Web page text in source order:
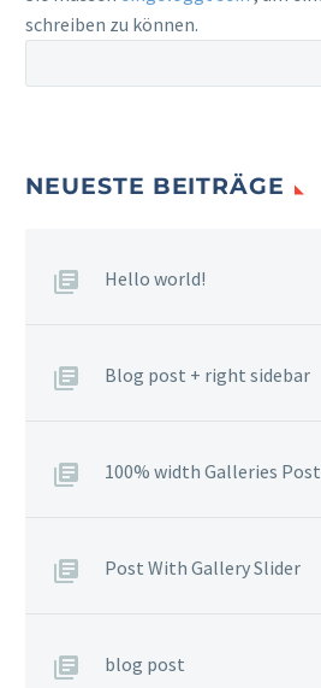
schreiben zu können.
NEUESTE BEITRÄGE
Hello world!
Blog post + right sidebar
100% width Galleries Post
Post With Gallery Slider
blog post